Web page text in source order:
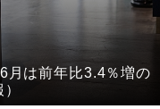
月は前年比3.4％増の